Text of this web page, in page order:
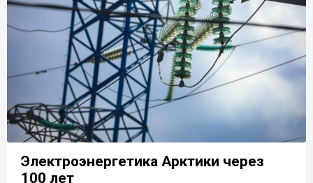
Электроэнергетика Арктики через
100 лет